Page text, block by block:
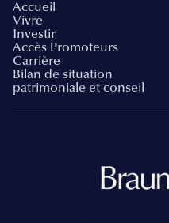
Accueil
Vivre
Investir
Accès Promoteurs
Carrière
Bilan de situation
patrimoniale et conseil